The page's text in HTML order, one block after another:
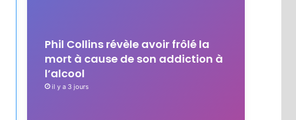
Phil Collins révèle avoir frôlé la
mort à cause de son addiction à
l’alcool
il y a 3 jours